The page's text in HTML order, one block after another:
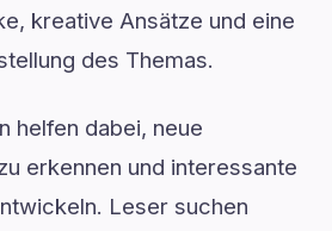
kreative Ansätze und eine
des Themas.
helfen dabei, neue
erkennen und interessante
Leser suchen